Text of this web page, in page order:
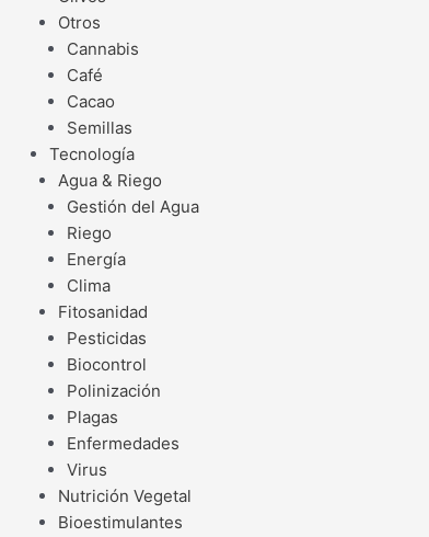
Otros
Cannabis
Café
Cacao
Semillas
Tecnología
Agua & Riego
Gestión del Agua
Riego
Energía
Clima
Fitosanidad
Pesticidas
Biocontrol
Polinización
Plagas
Enfermedades
Virus
Nutrición Vegetal
Bioestimulantes